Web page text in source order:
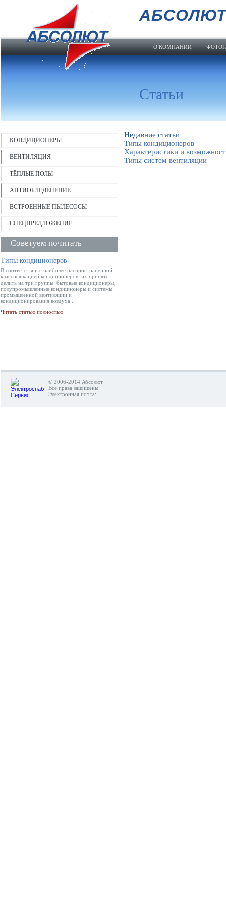
О КОМПАНИИ
Статьи
КОНДИЦИОНЕРЫ
ВЕНТИЛЯЦИЯ
ТЁПЛЫЕ ПОЛЫ
АНТИОБЛЕДЕНЕНИЕ
ВСТРОЕННЫЕ ПЫЛЕСОСЫ
СПЕЦПРЕДЛОЖЕНИЕ
Советуем почитать
Типы кондиционеров
В соответствии с наиболее распространенной
классификацией кондиционеров, их принято
делить на три группы: бытовые кондиционеры,
полупромышленные кондиционеры и системы
промышленной вентиляции и
кондиционирования воздуха...
Читать статью полностью
Недавние статьи
Типы кондиционеров
Характеристики и
Типы систем вентиляции
© 2006-2014 Абсолют
Все права защищены
Электронная почта: